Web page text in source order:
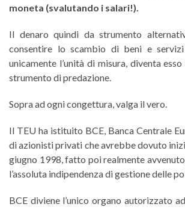
moneta (svalutando i salari!).
Il denaro quindi da strumento
consentire lo scambio di beni e
unicamente l’unità di misura, diventa
strumento di predazione.
Sopra ad ogni congettura, valga il vero.
Il TEU ha istituito BCE, Banca Centrale
di azionisti privati che avrebbe dovuto
giugno 1998, fatto poi realmente
l’assoluta indipendenza di gestione delle
BCE diviene l’unico organo autorizzato